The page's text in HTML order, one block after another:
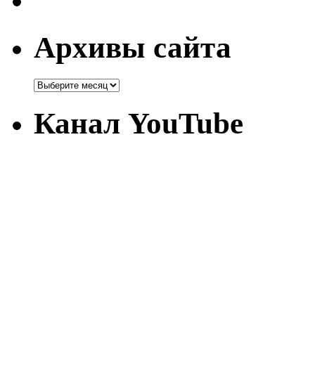
Архивы сайта
Канал YouTube